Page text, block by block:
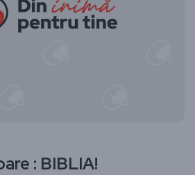
: BIBLIA!